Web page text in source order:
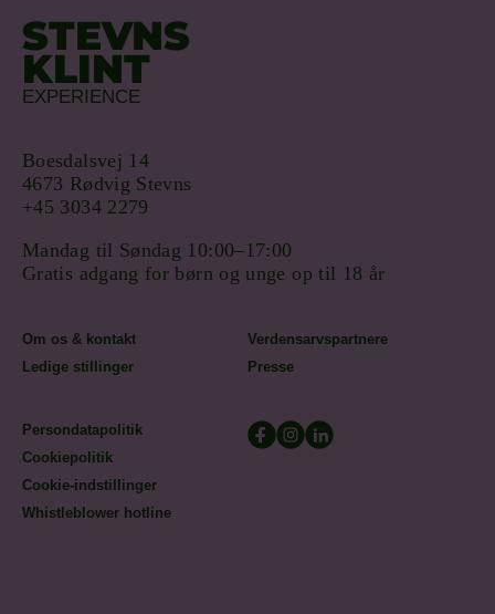
STEVNS
KLINT
EXPERIENCE
Boesdalsvej 14
4673 Rødvig Stevns
+45 3034 2279
Mandag til Søndag 10:00–17:00
Gratis adgang for børn og unge op til 18 år
Om os & kontakt
Ledige stillinger
Verdensarvspartnere
Presse
Persondatapolitik
Cookiepolitik
Cookie-indstillinger
Whistleblower hotline